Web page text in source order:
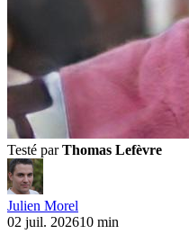
Testé parThomas Lefèvre
Julien Morel
02 juil. 202610 min